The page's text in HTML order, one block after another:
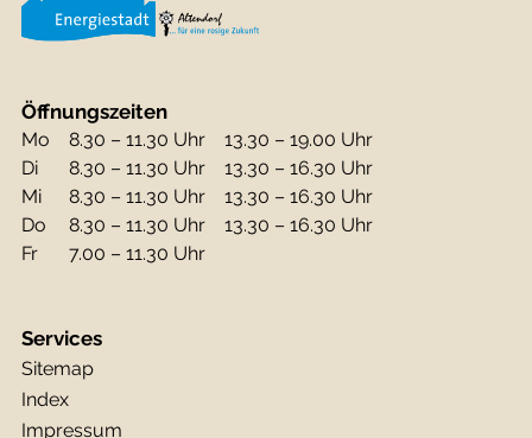
Öffnungszeiten
Mo 8.30 – 11.30 Uhr
13.30 – 19.00 Uhr
Di
8.30 – 11.30 Uhr
13.30 – 16.30 Uhr
Mi
8.30 – 11.30 Uhr
13.30 – 16.30 Uhr
Do
8.30 – 11.30 Uhr
13.30 – 16.30 Uhr
Fr
7.00 – 11.30 Uhr
Services
Sitemap
Index
Impressum